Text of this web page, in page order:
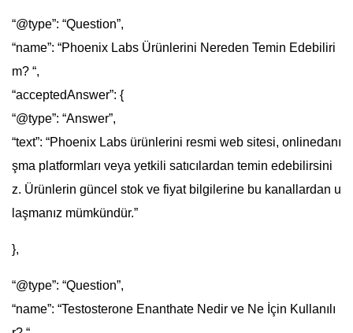
“@type”: “Question”,
“name”: “Phoenix Labs Ürünlerini Nereden Temin Edebiliri
m? “,
“acceptedAnswer”: {
“@type”: “Answer”,
“text”: “Phoenix Labs ürünlerini resmi web sitesi, onlinedanı
şma platformları veya yetkili satıcılardan temin edebilirsini
z. Ürünlerin güncel stok ve fiyat bilgilerine bu kanallardan u
laşmanız mümkündür.”
},
“@type”: “Question”,
“name”: “Testosterone Enanthate Nedir ve Ne İçin Kullanılı